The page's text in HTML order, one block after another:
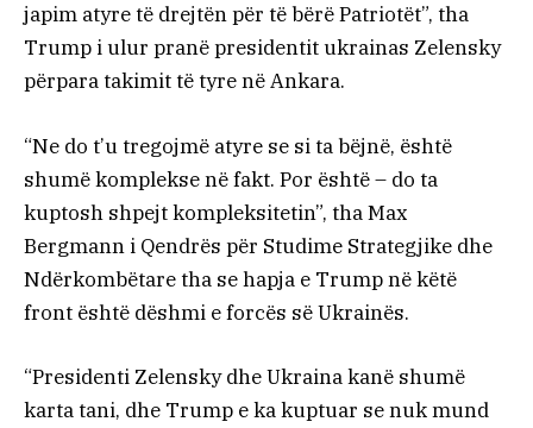
japim atyre të drejtën për të bërë Patriotët”, tha
Trump i ulur pranë presidentit ukrainas Zelensky
përpara takimit të tyre në Ankara.
“Ne do t’u tregojmë atyre se si ta bëjnë, është
shumë komplekse në fakt. Por është – do ta
kuptosh shpejt kompleksitetin”, tha Max
Bergmann i Qendrës për Studime Strategjike dhe
Ndërkombëtare tha se hapja e Trump në këtë
front është dëshmi e forcës së Ukrainës.
“Presidenti Zelensky dhe Ukraina kanë shumë
karta tani, dhe Trump e ka kuptuar se nuk mund